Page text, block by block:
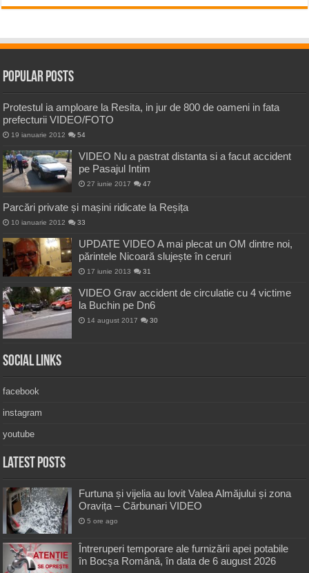
Popular Posts
Protestul ia amploare la Resita, in jur de 800 de oameni in fata
prefecturii VIDEO/FOTO
19 ianuarie 2012 54
VIDEO Nu a pastrat distanta si a facut accident
pe Pasajul Intim
27 iunie 2017 47
Parcări private și mașini ridicate la Reșița
10 ianuarie 2012 33
UPDATE VIDEO A mai plecat un OM dintre noi,
părintele Nicoară slujește în ceruri
17 iunie 2013 31
VIDEO Grav accident de circulatie cu 4 victime
la Buchin pe Dn6
14 august 2017 30
Social Links
facebook
instagram
youtube
Latest Posts
Furtuna și vijelia au lovit Valea Almăjului și zona
Oravița – Cărbunari VIDEO
5 ore ago
Întreruperi temporare ale furnizării apei potabile
în Bocșa Română, în data de 6 august 2026